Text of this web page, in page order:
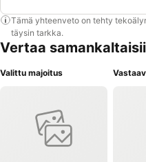
Tämä yhteenveto on tehty
täysin tarkka.
Vertaa
Valittu majoitus